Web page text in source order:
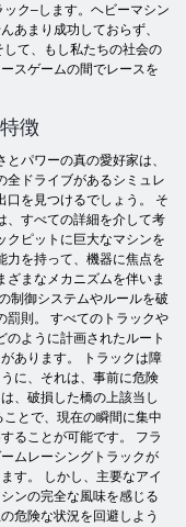
ク–します。ヘビーマシン
あまり成功しておらず、
て、もし私たちの社会の
スゲームの間でレースを
徴
とパワーの真の愛好家は、
全ドライブがあるシミュレ
口を見つけるでしょう。 そ
、すべての詳細を介して考
クピットに巨大なマシンを
力を持って、機器に焦点を
ざまなメカニズムを伴いま
制御システムやルールを破
罰則。 すべてのトラックや
のように計画されたルート
あります。 トラックは障
に、それは、事前に危険
、破損した橋の上該当し
とで、現在の瞬間に集中
ることが可能です。 フラ
ムレーシングトラックが
す。 しかし、主要なアイ
ンの完全な風味を感じる
危険な状況を回避しよう